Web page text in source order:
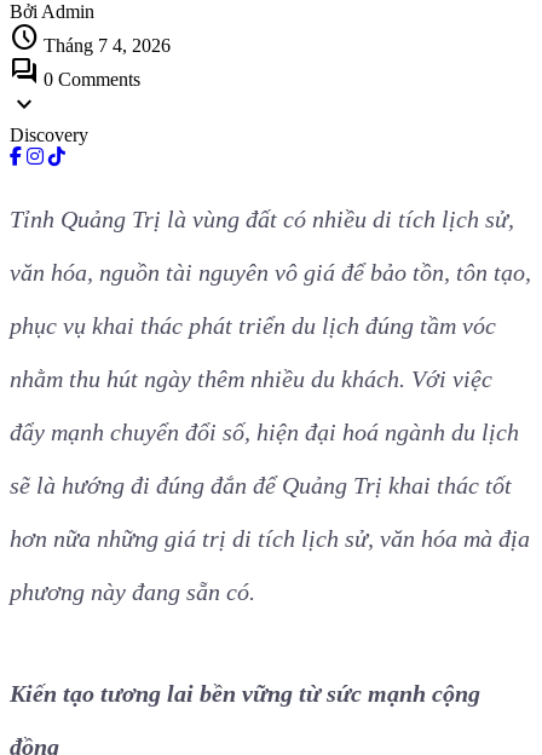
Bởi Admin
schedule Tháng 7 4, 2026
forum 0 Comments
expand_more
Discovery
Tỉnh Quảng Trị là vùng đất có nhiều di tích lịch sử,
văn hóa, nguồn tài nguyên vô giá để bảo tồn, tôn tạo,
phục vụ khai thác phát triển du lịch đúng tầm vóc
nhằm thu hút ngày thêm nhiều du khách. Với việc
đẩy mạnh chuyển đổi số, hiện đại hoá ngành du lịch
sẽ là hướng đi đúng đắn để Quảng Trị khai thác tốt
hơn nữa những giá trị di tích lịch sử, văn hóa mà địa
phương này đang sẵn có.
Kiến tạo tương lai bền vững từ sức mạnh cộng
đồng